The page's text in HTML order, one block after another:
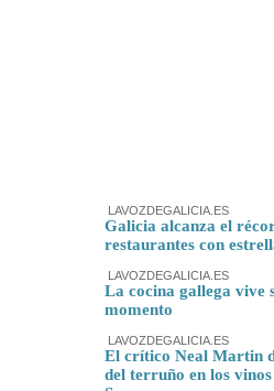
LAVOZDEGALICIA.ES
Galicia alcanza el
restaurantes con
LAVOZDEGALICIA.ES
La cocina gallega vive
momento
LAVOZDEGALICIA.ES
El crítico Neal Martin
del terruño en los